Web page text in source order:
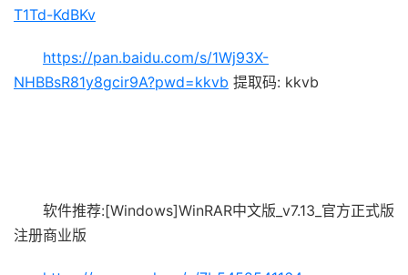
T1Td-KdBKv
https://pan.baidu.com/s/1Wj93X-
NHBBsR81y8gcir9A?pwd=kkvb 提取码: kkvb
软件推荐:[Windows]WinRAR中文版_v7.13_官方正式版
注册商业版